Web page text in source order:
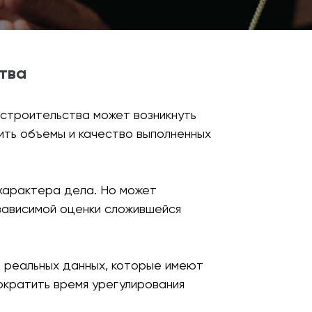
может возникнуть
объемы и качество выполненных
дела. Но может
оценки сложившейся
реальных данных, которые имеют
время урегулирования